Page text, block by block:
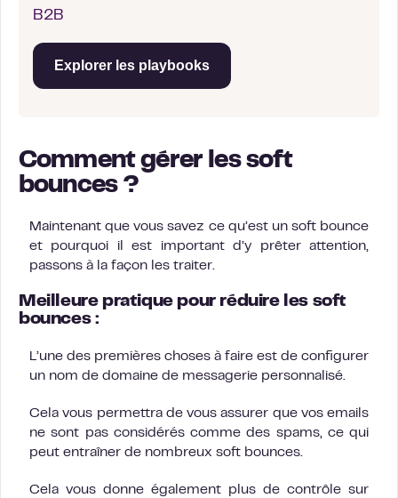
B2B
Explorer les playbooks
Comment gérer les soft
bounces ?
Maintenant que vous savez ce qu’est un soft bounce
et pourquoi il est important d’y prêter attention,
passons à la façon les traiter.
Meilleure pratique pour réduire les soft
bounces :
L’une des premières choses à faire est de configurer
un nom de domaine de messagerie personnalisé.
Cela vous permettra de vous assurer que vos emails
ne sont pas considérés comme des spams, ce qui
peut entraîner de nombreux soft bounces.
Cela vous donne également plus de contrôle sur